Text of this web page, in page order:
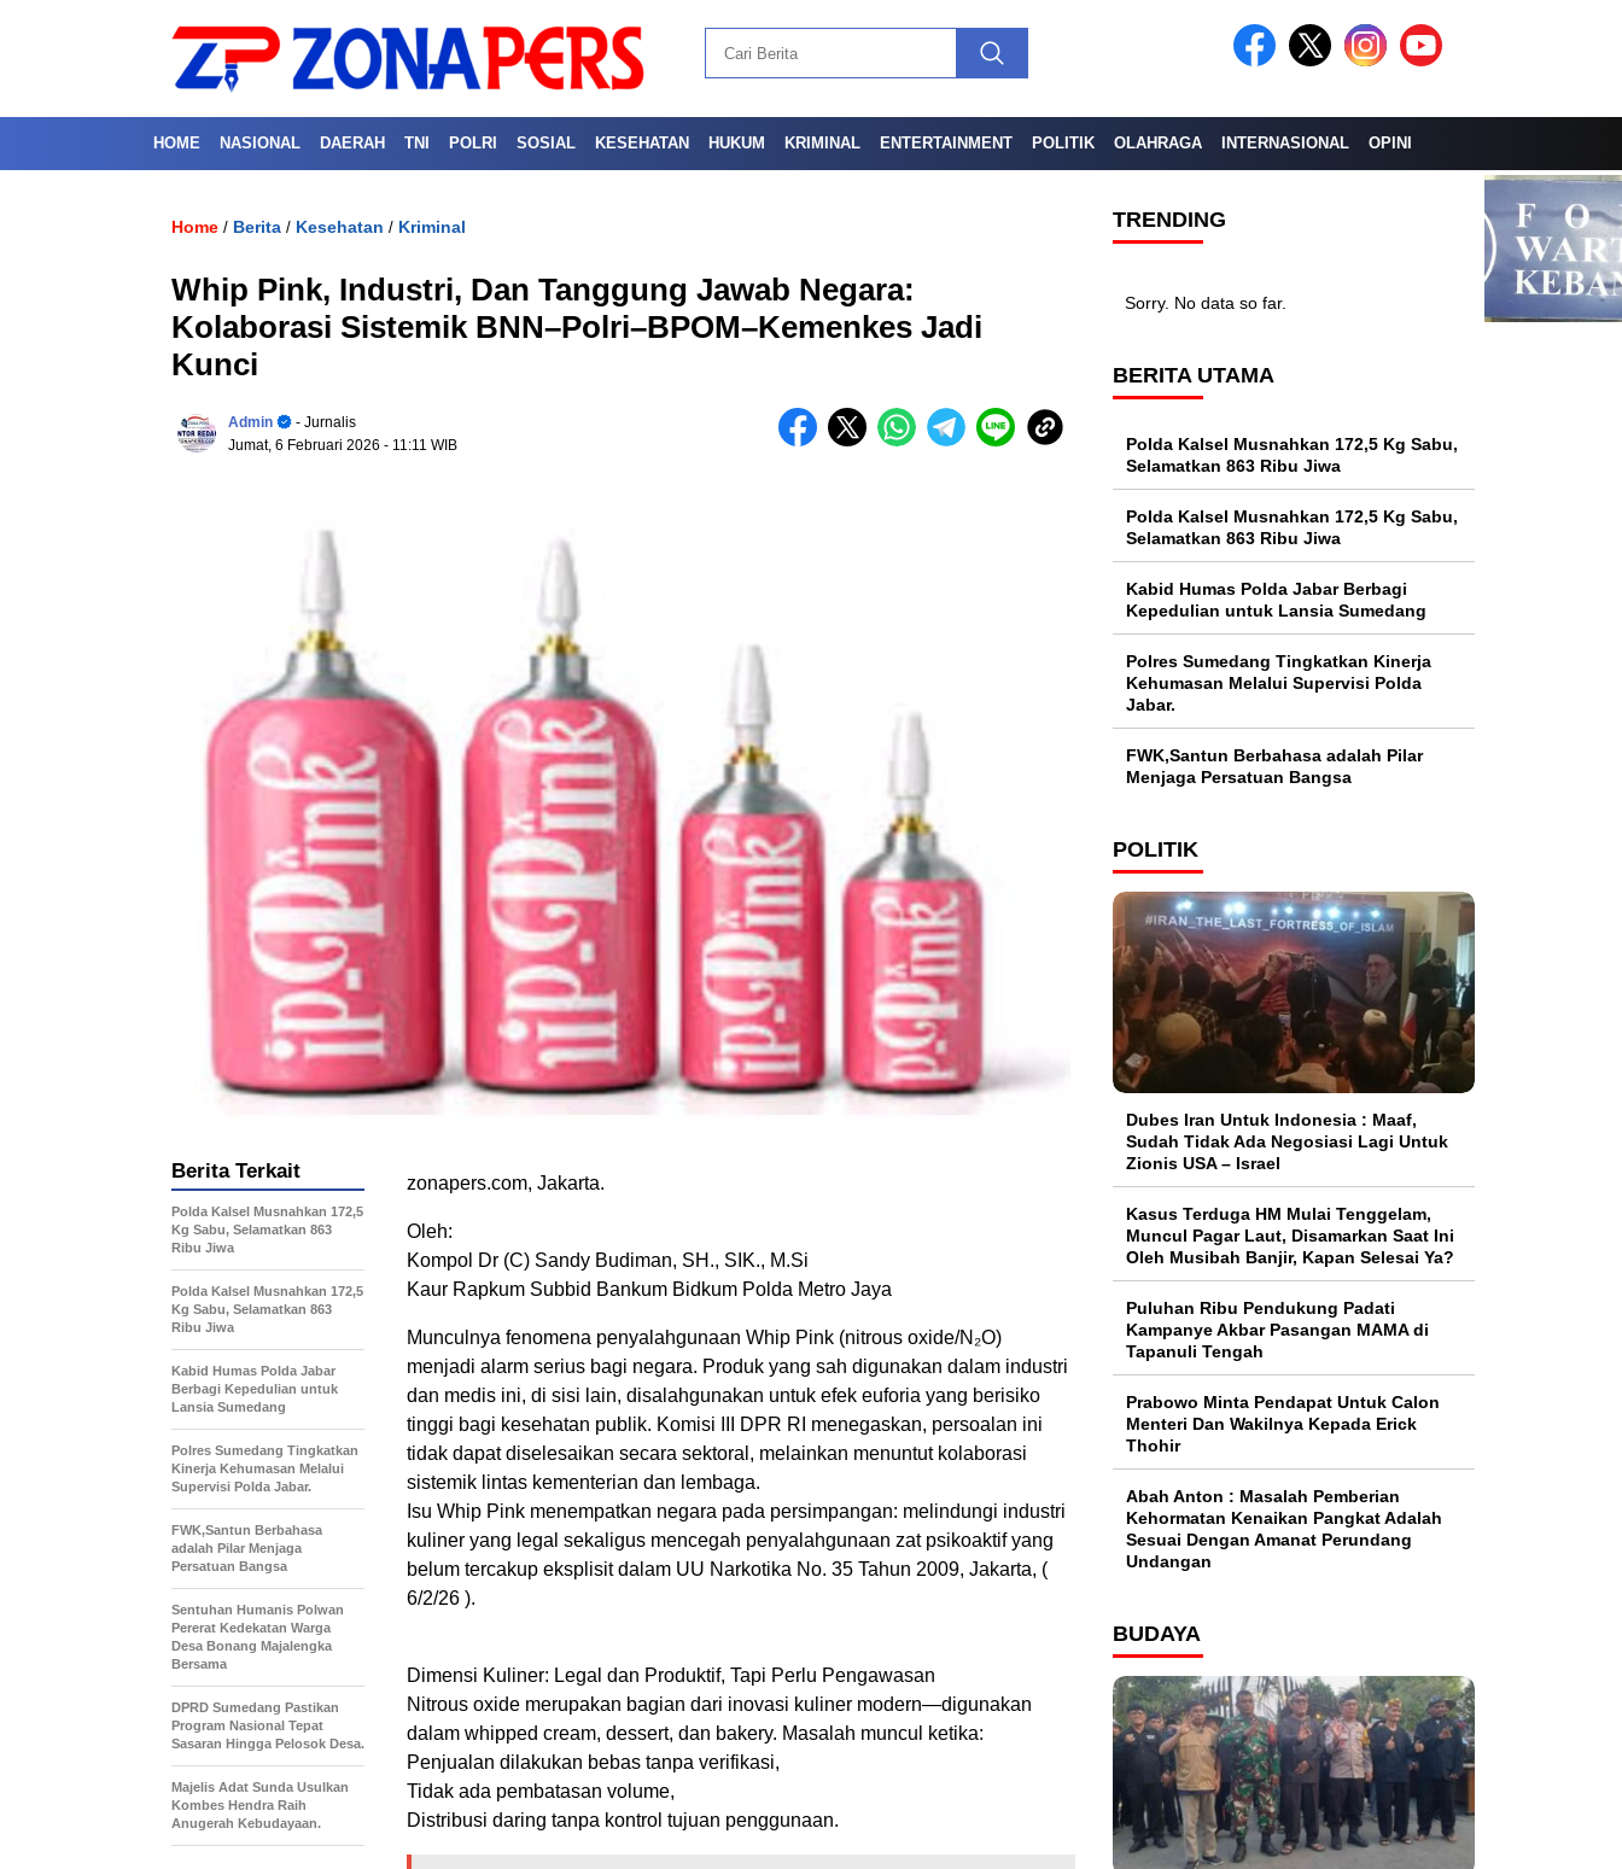
HOME NASIONAL DAERAH TNI POLRI SOSIAL KESEHATAN HUKUM KRIMINAL ENTERTAINMENT POLITIK OLAHRAGA INTERNASIONAL OPINI
Home / Berita / Kesehatan / Kriminal
Whip Pink, Industri, Dan Tanggung Jawab Negara:
Kolaborasi Sistemik BNN–Polri–BPOM–Kemenkes Jadi
Kunci
Admin
- Jurnalis
Jumat, 6 Februari 2026 - 11:11 WIB
zonapers.com, Jakarta.
Oleh:
Kompol Dr (C) Sandy Budiman, SH., SIK., M.Si
Kaur Rapkum Subbid Bankum Bidkum Polda Metro Jaya
Munculnya fenomena penyalahgunaan Whip Pink (nitrous oxide/N₂O)
menjadi alarm serius bagi negara. Produk yang sah digunakan dalam industri
dan medis ini, di sisi lain, disalahgunakan untuk efek euforia yang berisiko
tinggi bagi kesehatan publik. Komisi III DPR RI menegaskan, persoalan ini
tidak dapat diselesaikan secara sektoral, melainkan menuntut kolaborasi
sistemik lintas kementerian dan lembaga.
Isu Whip Pink menempatkan negara pada persimpangan: melindungi industri
kuliner yang legal sekaligus mencegah penyalahgunaan zat psikoaktif yang
belum tercakup eksplisit dalam UU Narkotika No. 35 Tahun 2009, Jakarta, (
6/2/26 ).
Dimensi Kuliner: Legal dan Produktif, Tapi Perlu Pengawasan
Nitrous oxide merupakan bagian dari inovasi kuliner modern—digunakan
dalam whipped cream, dessert, dan bakery. Masalah muncul ketika:
Penjualan dilakukan bebas tanpa verifikasi,
Tidak ada pembatasan volume,
Distribusi daring tanpa kontrol tujuan penggunaan.
Berita Terkait
Polda Kalsel Musnahkan 172,5
Kg Sabu, Selamatkan 863
Ribu Jiwa
Polda Kalsel Musnahkan 172,5
Kg Sabu, Selamatkan 863
Ribu Jiwa
Kabid Humas Polda Jabar
Berbagi Kepedulian untuk
Lansia Sumedang
Polres Sumedang Tingkatkan
Kinerja Kehumasan Melalui
Supervisi Polda Jabar.
FWK,Santun Berbahasa
adalah Pilar Menjaga
Persatuan Bangsa
Sentuhan Humanis Polwan
Pererat Kedekatan Warga
Desa Bonang Majalengka
Bersama
DPRD Sumedang Pastikan
Program Nasional Tepat
Sasaran Hingga Pelosok Desa.
Majelis Adat Sunda Usulkan
Kombes Hendra Raih
Anugerah Kebudayaan.
TRENDING
Sorry. No data so far.
BERITA UTAMA
Polda Kalsel Musnahkan 172,5 Kg Sabu,
Selamatkan 863 Ribu Jiwa
Polda Kalsel Musnahkan 172,5 Kg Sabu,
Selamatkan 863 Ribu Jiwa
Kabid Humas Polda Jabar Berbagi
Kepedulian untuk Lansia Sumedang
Polres Sumedang Tingkatkan Kinerja
Kehumasan Melalui Supervisi Polda
Jabar.
FWK,Santun Berbahasa adalah Pilar
Menjaga Persatuan Bangsa
POLITIK
Dubes Iran Untuk Indonesia : Maaf,
Sudah Tidak Ada Negosiasi Lagi Untuk
Zionis USA – Israel
Kasus Terduga HM Mulai Tenggelam,
Muncul Pagar Laut, Disamarkan Saat Ini
Oleh Musibah Banjir, Kapan Selesai Ya?
Puluhan Ribu Pendukung Padati
Kampanye Akbar Pasangan MAMA di
Tapanuli Tengah
Prabowo Minta Pendapat Untuk Calon
Menteri Dan Wakilnya Kepada Erick
Thohir
Abah Anton : Masalah Pemberian
Kehormatan Kenaikan Pangkat Adalah
Sesuai Dengan Amanat Perundang
Undangan
BUDAYA